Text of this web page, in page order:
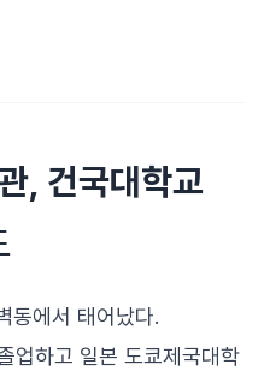
, 건국대학교
동에서 태어났다.
업하고 일본 도쿄제국대학